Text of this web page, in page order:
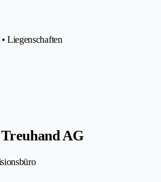
Liegenschaften
AG